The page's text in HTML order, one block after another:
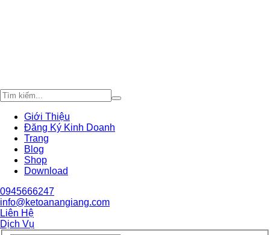
Giới Thiệu
Đăng Ký Kinh Doanh
Trang
Blog
Shop
Download
0945666247
info@ketoanangiang.com
Liên Hệ
Dịch Vụ